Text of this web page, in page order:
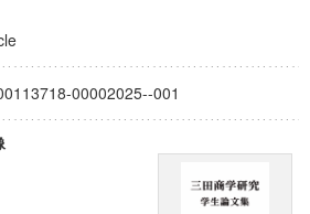
ディングプログラム「超成熟社会発展のサ
00002025--001